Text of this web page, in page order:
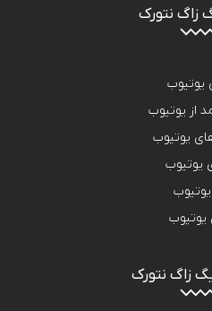
زاگ نتورک
یوتیوب
از یوتیوب
یوتیوب
یوتیوب
یوتیوب
یوتیوب
زاگ نتورک